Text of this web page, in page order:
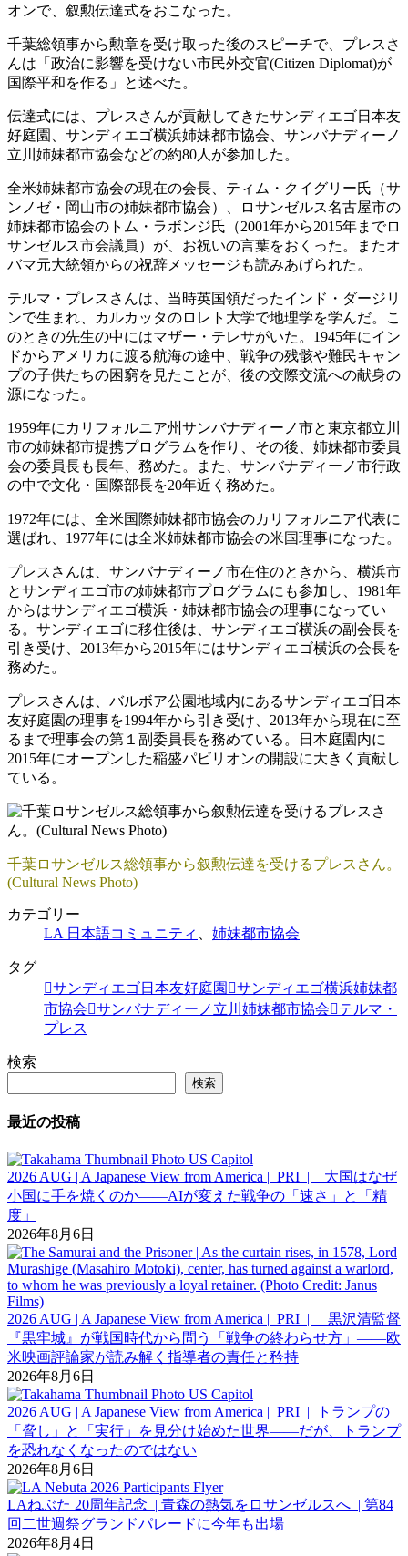
オンで、叙勲伝達式をおこなった。
千葉総領事から勲章を受け取った後のスピーチで、プレスさ
んは「政治に影響を受けない市民外交官(Citizen Diplomat)が
国際平和を作る」と述べた。
伝達式には、プレスさんが貢献してきたサンディエゴ日本友
好庭園、サンディエゴ横浜姉妹都市協会、サンバナディーノ
立川姉妹都市協会などの約80人が参加した。
全米姉妹都市協会の現在の会長、ティム・クイグリー氏（サ
ンノゼ・岡山市の姉妹都市協会）、ロサンゼルス名古屋市の
姉妹都市協会のトム・ラボンジ氏（2001年から2015年までロ
サンゼルス市会議員）が、お祝いの言葉をおくった。またオ
バマ元大統領からの祝辞メッセージも読みあげられた。
テルマ・プレスさんは、当時英国領だったインド・ダージリ
ンで生まれ、カルカッタのロレト大学で地理学を学んだ。こ
のときの先生の中にはマザー・テレサがいた。1945年にイン
ドからアメリカに渡る航海の途中、戦争の残骸や難民キャン
プの子供たちの困窮を見たことが、後の交際交流への献身の
源になった。
1959年にカリフォルニア州サンバナディーノ市と東京都立川
市の姉妹都市提携プログラムを作り、その後、姉妹都市委員
会の委員長も長年、務めた。また、サンバナディーノ市行政
の中で文化・国際部長を20年近く務めた。
1972年には、全米国際姉妹都市協会のカリフォルニア代表に
選ばれ、1977年には全米姉妹都市協会の米国理事になった。
プレスさんは、サンバナディーノ市在住のときから、横浜市
とサンディエゴ市の姉妹都市プログラムにも参加し、1981年
からはサンディエゴ横浜・姉妹都市協会の理事になってい
る。サンディエゴに移住後は、サンディエゴ横浜の副会長を
引き受け、2013年から2015年にはサンディエゴ横浜の会長を
務めた。
プレスさんは、バルボア公園地域内にあるサンディエゴ日本
友好庭園の理事を1994年から引き受け、2013年から現在に至
るまで理事会の第１副委員長を務めている。日本庭園内に
2015年にオープンした稲盛パビリオンの開設に大きく貢献し
ている。
千葉ロサンゼルス総領事から叙勲伝達を受けるプレスさん。
(Cultural News Photo)
カテゴリー
LA 日本語コミュニティ
姉妹都市協会
タグ
サンディエゴ日本友好庭園
サンディエゴ横浜姉妹都
市協会
サンバナディーノ立川姉妹都市協会
テルマ・
プレス
検索
検索
最近の投稿
2026 AUG | A Japanese View from America | PRI | 大国はなぜ
小国に手を焼くのか――AIが変えた戦争の「速さ」と「精
度」
2026年8月6日
2026 AUG | A Japanese View from America | PRI | 黒沢清監督
『黒牢城』が戦国時代から問う「戦争の終わらせ方」――欧
米映画評論家が読み解く指導者の責任と矜持
2026年8月6日
2026 AUG | A Japanese View from America | PRI | トランプの
「脅し」と「実行」を見分け始めた世界――だが、トランプ
を恐れなくなったのではない
2026年8月6日
LAねぶた 20周年記念 | 青森の熱気をロサンゼルスへ | 第84
回二世週祭グランドパレードに今年も出場
2026年8月4日